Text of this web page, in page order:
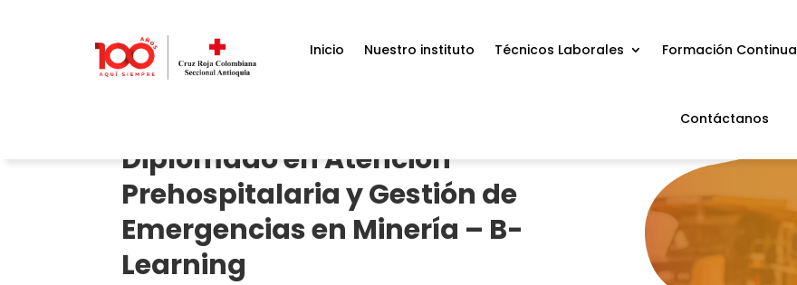
Inicio Nuestro instituto Técnicos Laborales Formación Continua
Contáctanos
Diplomado en Atención
Prehospitalaria y Gestión de
Emergencias en Minería – B-
Learning